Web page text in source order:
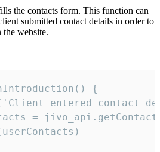
the contacts form. This function can
submitted contact details in order to
the website.
{
entered contact
=